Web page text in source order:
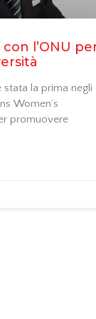
l’ONU
stata la prima negli
Women’s
promuovere